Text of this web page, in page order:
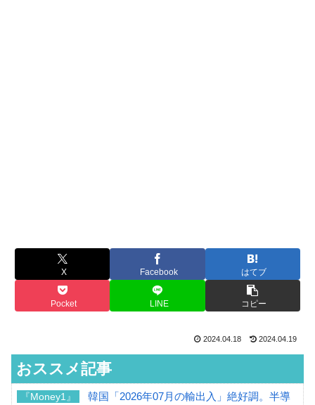
X Facebook はてブ
Pocket LINE コピー
2024.04.18 2024.04.19
おススメ記事
『Money1』
韓国「2026年07月の輸出入」絶好調。半導